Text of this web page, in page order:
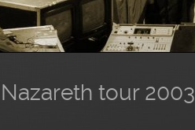
Nazareth tour 2003